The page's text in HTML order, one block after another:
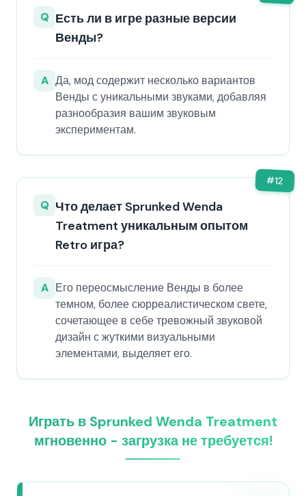
Q Есть ли в игре разные версии
Венды?
A Да, мод содержит несколько вариантов
Венды с уникальными звуками, добавляя
разнообразия вашим звуковым
экспериментам.
#12
Q Что делает Sprunked Wenda
Treatment уникальным опытом
Retro игра?
A Его переосмысление Венды в более
темном, более сюрреалистическом свете,
сочетающее в себе тревожный звуковой
дизайн с жуткими визуальными
элементами, выделяет его.
Играть в Sprunked Wenda Treatment
мгновенно - загрузка не требуется!